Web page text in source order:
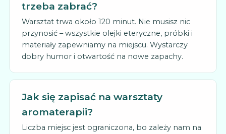
trzeba zabrać?
Warsztat trwa około 120 minut. Nie musisz nic
przynosić – wszystkie olejki eteryczne, próbki i
materiały zapewniamy na miejscu. Wystarczy
dobry humor i otwartość na nowe zapachy.
Jak się zapisać na warsztaty
aromaterapii?
Liczba miejsc jest ograniczona, bo zależy nam na